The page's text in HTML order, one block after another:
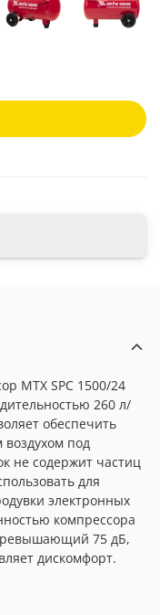
MTX SPC 1500/24
260 л/
обеспечить
под
не содержит частиц
для
электронных
компрессора
75 дБ,
дискомфорт.